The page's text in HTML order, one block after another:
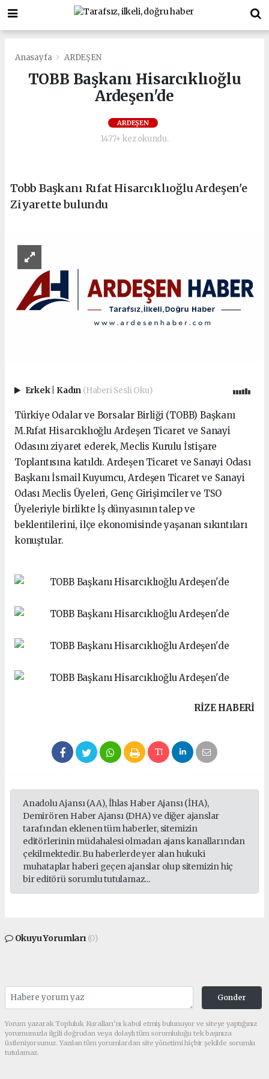
Anasayfa ARDEŞEN
TOBB Başkanı Hisarcıklıoğlu
Ardeşen'de
ARDEŞEN
1477+ kez okundu.
Tobb Başkanı Rıfat Hisarcıklıoğlu Ardeşen'e
Ziyarette bulundu
Erkek Kadın (Haberi Sesli Oku)
Türkiye Odalar ve Borsalar Birliği (TOBB) Başkanı
M.Rıfat Hisarcıklıoğlu Ardeşen Ticaret ve Sanayi
Odasını ziyaret ederek, Meclis Kurulu İstişare
Toplantısına katıldı. Ardeşen Ticaret ve Sanayi Odası
Başkanı İsmail Kuyumcu, Ardeşen Ticaret ve Sanayi
Odası Meclis Üyeleri, Genç Girişimciler ve TSO
Üyeleriyle birlikte İş dünyasının talep ve
beklentilerini, ilçe ekonomisinde yaşanan sıkıntıları
konuştular.
RIZE HABERİ
Anadolu Ajansı (AA), İhlas Haber Ajansı (İHA),
Demirören Haber Ajansı (DHA) ve diğer ajanslar
tarafından eklenen tüm haberler, sitemizin
editörlerinin müdahalesi olmadan ajans kanallarından
çekilmektedir. Bu haberlerde yer alan hukuki
muhataplar haberi geçen ajanslar olup sitemizin hiç
bir editörü sorumlu tutulamaz...
Okuyu Yorumları (0)
Gonder
Yorum yazarak Topluluk Kuralları’nı kabul etmiş bulunuyor ve siteye yaptığınız
yorumunuzla ilgili doğrudan veya dolaylı tüm sorumluluğu tek başınıza
üstleniyorsunuz. Yazılan tüm yorumlardan site yönetimi hiçbir şekilde sorumlu
tutulamaz.